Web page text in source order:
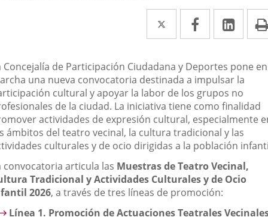
Twitter
Enlace
a
una
aplicación
externa.
Facebook
Enlace
a
una
aplicación
externa.
a
una
Concejalía de Participación Ciudadana y Deportes pone en
una nueva convocatoria destinada a impulsar la
cultural y apoyar la labor de los grupos no
de la ciudad. La iniciativa tiene como finalidad
actividades de expresión cultural, especialmente
ámbitos del teatro vecinal, la cultura tradicional y las
culturales y de ocio dirigidas a la población
convocatoria articula las Muestras de Teatro Vecinal,
Tradicional y Actividades Culturales y de Ocio
2026, a través de tres líneas de promoción:
Línea 1. Promoción de Actuaciones Teatrales